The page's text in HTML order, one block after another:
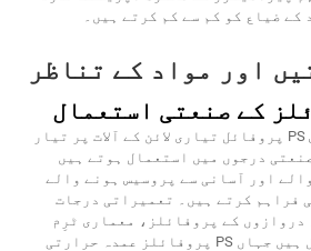
ضیاع کو کم سے کم کرتے ہیں۔
اور مواد کے تناظر
کے صنعتی استعمال
PS پروفائلز جو مخصوص PS پروفائل تیاری لائن کے آلات پر تیار
درجوں میں استعمال ہوتے ہیں
اور آسانی سے پروسیس ہونے والے
فراہم کرتے ہیں۔ تعمیراتی درجات
دروازوں کے پروفائلز، معماری ٹرِم
اور عزل کے اجزاء شامل ہیں جہاں PS پروفائلز عمدہ حرارتی